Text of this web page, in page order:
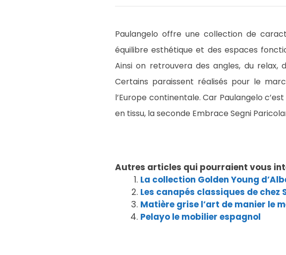
Paulangelo offre une collection de
équilibre esthétique et des espaces
Ainsi on retrouvera des angles, du relax,
Certains paraissent réalisés pour le
l’Europe continentale. Car Paulangelo
en tissu, la seconde Embrace Segni
Autres articles qui pourraient vous
La collection Golden Young
Les canapés classiques de chez
Matière grise l’art de manier le
Pelayo le mobilier espagnol